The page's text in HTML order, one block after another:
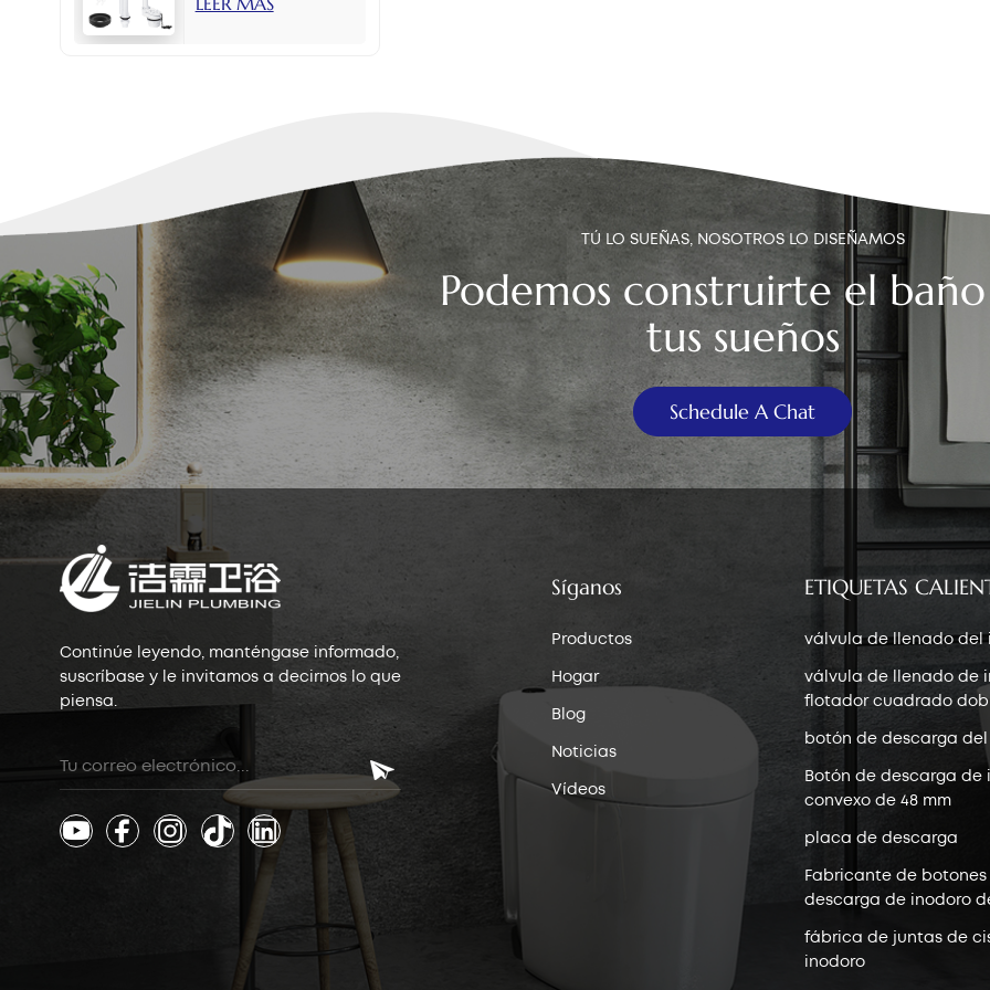
TÚ LO SUEÑAS, NOSOTROS LO DISEÑAMOS
Podemos construirte el
tus sueños
Schedule A Chat
Continúe leyendo, manténgase informado,
suscríbase y le invitamos a decirnos lo que
piensa.
Síganos
Productos
Hogar
Blog
Noticias
Vídeos
ETIQUETAS
válvula de llenado del
válvula de llenado de
flotador cuadrado
botón de descarga del
Botón de descarga de
convexo de 48 mm
placa de descarga
Fabricante de botones
descarga de inodoro
fábrica de juntas de
inodoro